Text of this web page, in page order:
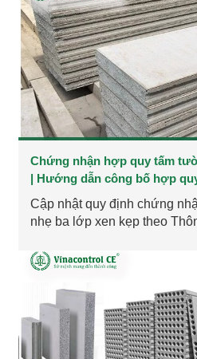
Chứng nhận hợp quy tấm
| Hướng dẫn công bố hợp
Cập nhật quy định chứng
nhẹ ba lớp xen kẹp theo